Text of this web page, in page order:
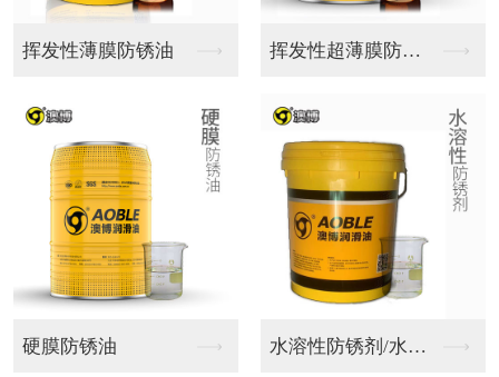
铝合金切削液 铸铁切削液
微乳化切削液 乳化切削液